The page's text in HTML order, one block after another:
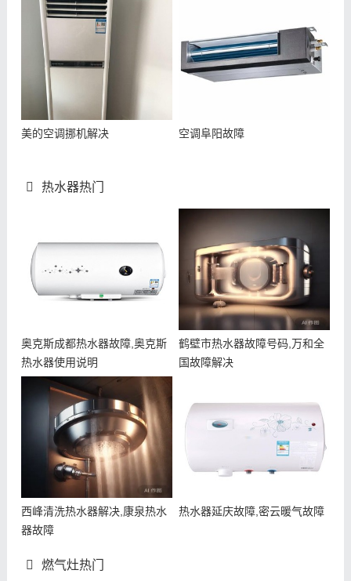
美的空调挪机解决 空调阜阳故障
热水器热门
奥克斯成都热水器故障,奥克斯
热水器使用说明
鹤壁市热水器故障号码,万和全
国故障解决
西峰清洗热水器解决,康泉热水
器故障
热水器延庆故障,密云暖气故障
燃气灶热门